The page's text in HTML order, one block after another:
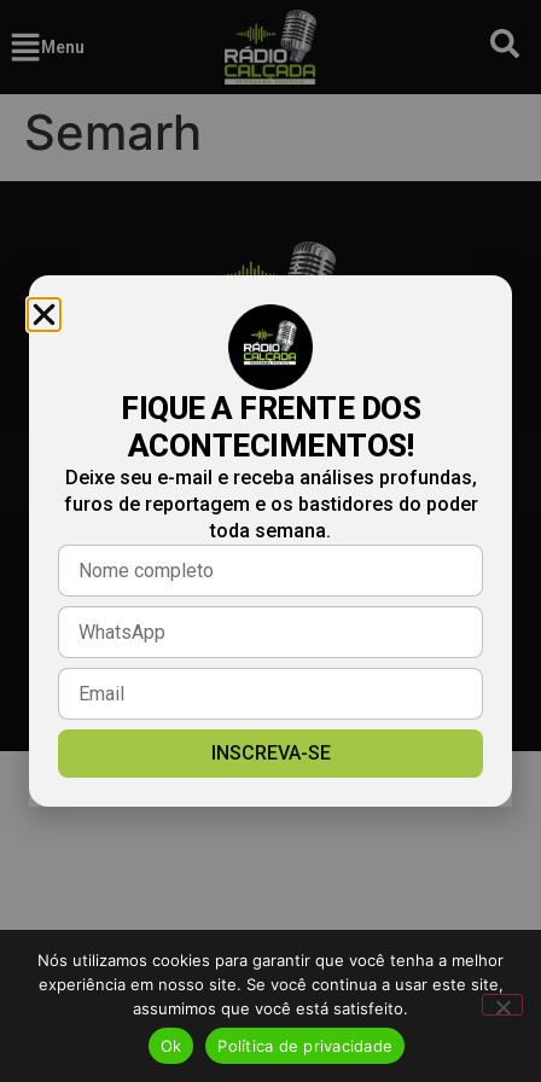
Menu
Semarh
(86) 99991-9990
redacao@radiocalcada.com.br
comercial@radiocalcada.com.br
Política de privacidade
2026 Portal Rádio Calçada - TODOS OS DIREITOS RESERVADOS
Nós utilizamos cookies para garantir que você tenha a melhor
experiência em nosso site. Se você continua a usar este site,
assumimos que você está satisfeito.
Ok
Política de privacidade
FIQUE A FRENTE DOS
ACONTECIMENTOS!
Deixe seu e-mail e receba análises profundas,
furos de reportagem e os bastidores do poder
toda semana.
INSCREVA-SE